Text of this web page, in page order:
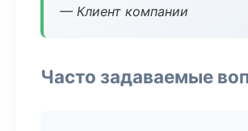
— Клиент компании
Часто задаваемые